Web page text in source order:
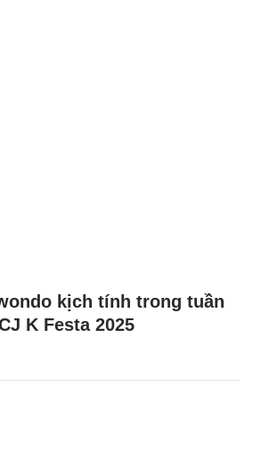
kịch tính trong tuần
K Festa 2025